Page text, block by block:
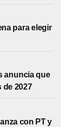
para elegir
anuncia que
de 2027
con PT y